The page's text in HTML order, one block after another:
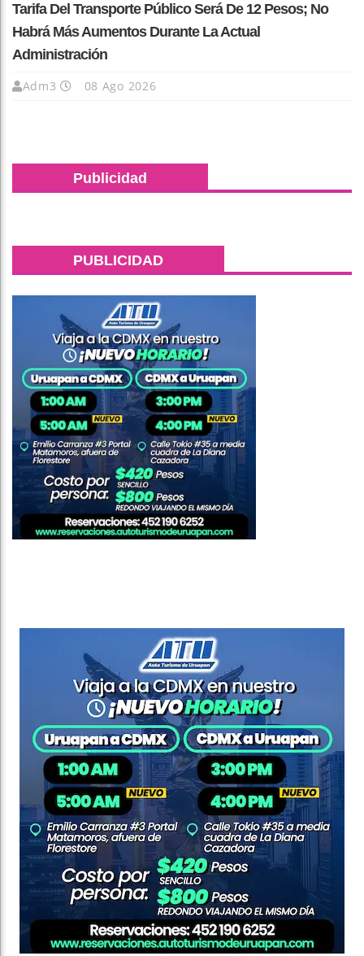
Tarifa Del Transporte Público Será De 12 Pesos; No
Habrá Más Aumentos Durante La Actual
Administración
Adm3 08 Ago 2026
Publicidad
PUBLICIDAD